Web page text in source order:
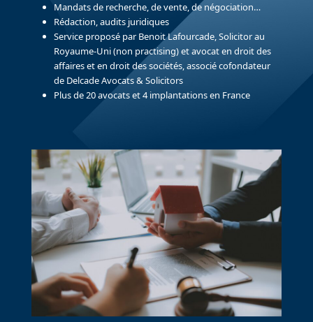
Mandats de recherche, de vente, de négociation…
Rédaction, audits juridiques
Service proposé par Benoit Lafourcade, Solicitor au
Royaume-Uni (non practising) et avocat en droit des
affaires et en droit des sociétés, associé cofondateur
de Delcade Avocats & Solicitors
Plus de 20 avocats et 4 implantations en France